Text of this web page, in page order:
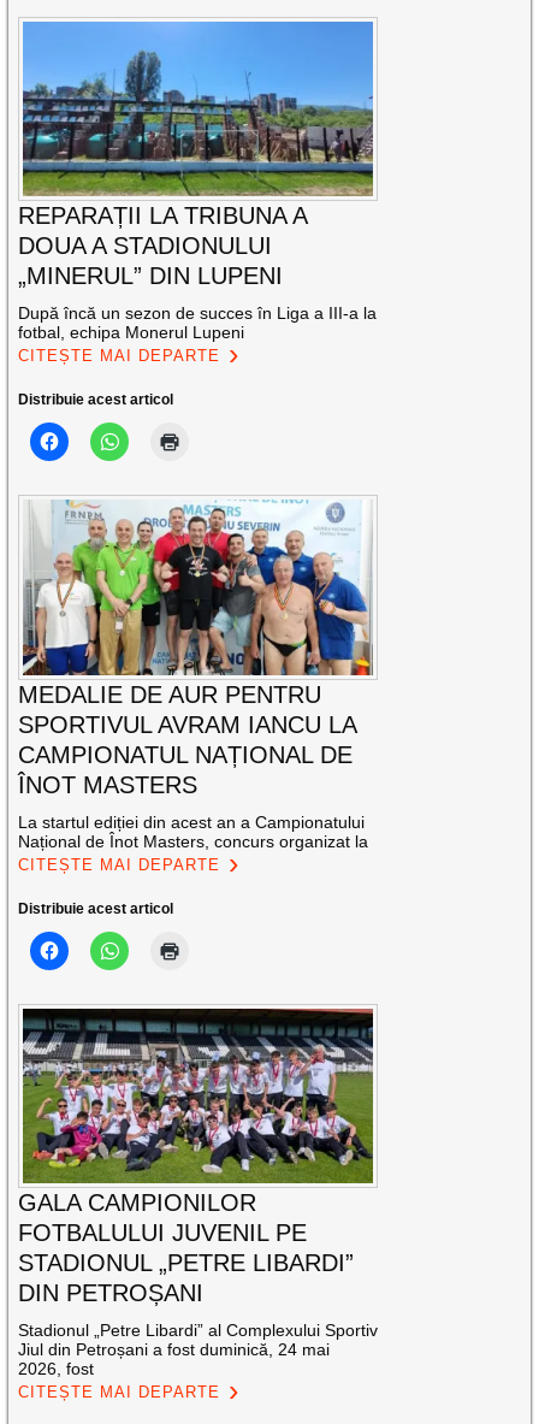
REPARAȚII LA TRIBUNA A
DOUA A STADIONULUI
„MINERUL” DIN LUPENI
După încă un sezon de succes în Liga a III-a la
fotbal, echipa Monerul Lupeni
CITEȘTE MAI DEPARTE
Distribuie acest articol
MEDALIE DE AUR PENTRU
SPORTIVUL AVRAM IANCU LA
CAMPIONATUL NAȚIONAL DE
ÎNOT MASTERS
La startul ediției din acest an a Campionatului
Național de Înot Masters, concurs organizat la
CITEȘTE MAI DEPARTE
Distribuie acest articol
GALA CAMPIONILOR
FOTBALULUI JUVENIL PE
STADIONUL „PETRE LIBARDI”
DIN PETROȘANI
Stadionul „Petre Libardi” al Complexului Sportiv
Jiul din Petroșani a fost duminică, 24 mai
2026, fost
CITEȘTE MAI DEPARTE